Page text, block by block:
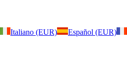
Italiano (EUR) Español (EUR)